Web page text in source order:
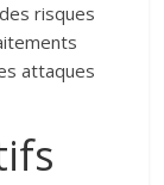
risques
attaques